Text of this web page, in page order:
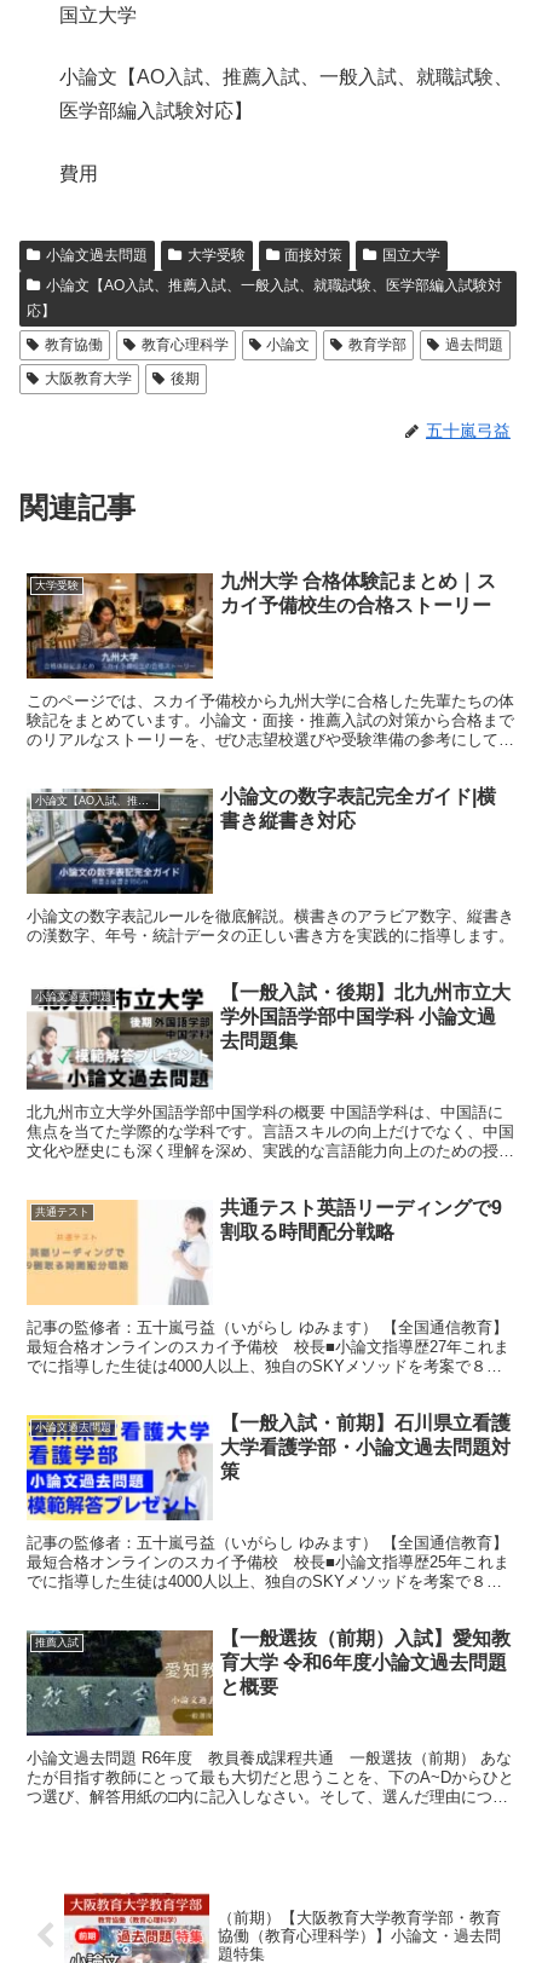
国立大学
小論文【AO入試、推薦入試、一般入試、就職試験、
医学部編入試験対応】
費用
小論文過去問題 大学受験 面接対策
国立大学
小論文【AO入試、推薦入試、一般入試、就職試験、医学部編入試験対
応】
教育協働
教育心理科学 小論文 教育学部
過去問題
大阪教育大学
後期
五十嵐弓益
関連記事
大学受験
九州大学 合格体験記まとめ｜ス
カイ予備校生の合格ストーリー
このページでは、スカイ予備校から九州大学に合格した先輩たちの体
験記をまとめています。小論文・面接・推薦入試の対策から合格まで
のリアルなストーリーを、ぜひ志望校選びや受験準備の参考にしてく
小論文【AO入試、推薦入試、一般入試、就職試験、医学部編入試験対応】
小論文の数字表記完全ガイド|横
書き縦書き対応
小論文の数字表記ルールを徹底解説。横書きのアラビア数字、縦書き
の漢数字、年号・統計データの正しい書き方を実践的に指導します。
小論文過去問題
【一般入試・後期】北九州市立大
学外国語学部中国学科 小論文過
去問題集
北九州市立大学外国語学部中国学科の概要 中国語学科は、中国語に
焦点を当てた学際的な学科です。言語スキルの向上だけでなく、中国
文化や歴史にも深く理解を深め、実践的な言語能力向上のための授業
共通テスト
共通テスト英語リーディングで9
割取る時間配分戦略
記事の監修者：五十嵐弓益（いがらし ゆみます） 【全国通信教育】
最短合格オンラインのスカイ予備校 校長■小論文指導歴27年これま
でに指導した生徒は4000人以上、独自のSKYメソッドを考案で８割
小論文過去問題
【一般入試・前期】石川県立看護
大学看護学部・小論文過去問題対
策
記事の監修者：五十嵐弓益（いがらし ゆみます） 【全国通信教育】
最短合格オンラインのスカイ予備校 校長■小論文指導歴25年これま
でに指導した生徒は4000人以上、独自のSKYメソッドを考案で８割
推薦入試
【一般選抜（前期）入試】愛知教
育大学 令和6年度小論文過去問題
と概要
小論文過去問題 R6年度 教員養成課程共通 一般選抜（前期） あな
たが目指す教師にとって最も大切だと思うことを、下のA~Dからひと
つ選び、解答用紙の□内に記入しなさい。そして、選んだ理由につい
（前期）【大阪教育大学教育学部・教育
協働（教育心理科学）】小論文・過去問
題特集